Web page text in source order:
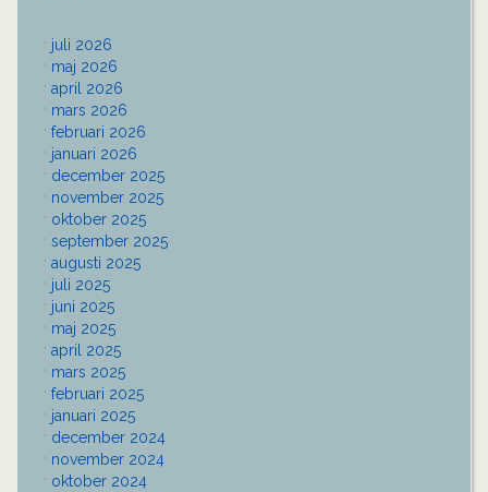
juli 2026
maj 2026
april 2026
mars 2026
februari 2026
januari 2026
december 2025
november 2025
oktober 2025
september 2025
augusti 2025
juli 2025
juni 2025
maj 2025
april 2025
mars 2025
februari 2025
januari 2025
december 2024
november 2024
oktober 2024